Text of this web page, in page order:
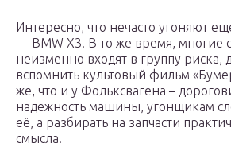
Интересно, что нечасто угоняют
— BMW X3. В то же время, многие
неизменно входят в группу риска,
вспомнить культовый фильм
же, что и у Фольксвагена –
надежность машины, угонщикам
её, а разбирать на запчасти
смысла.